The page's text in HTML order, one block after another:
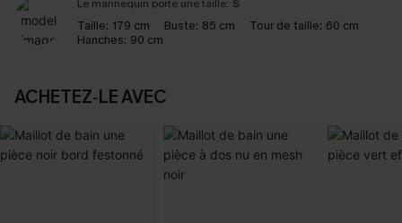
Le mannequin porte une taille: S
Taille: 179 cm Buste: 85 cm Tour de taille: 60 cm
Hanches: 90 cm
ACHETEZ‑LE AVEC